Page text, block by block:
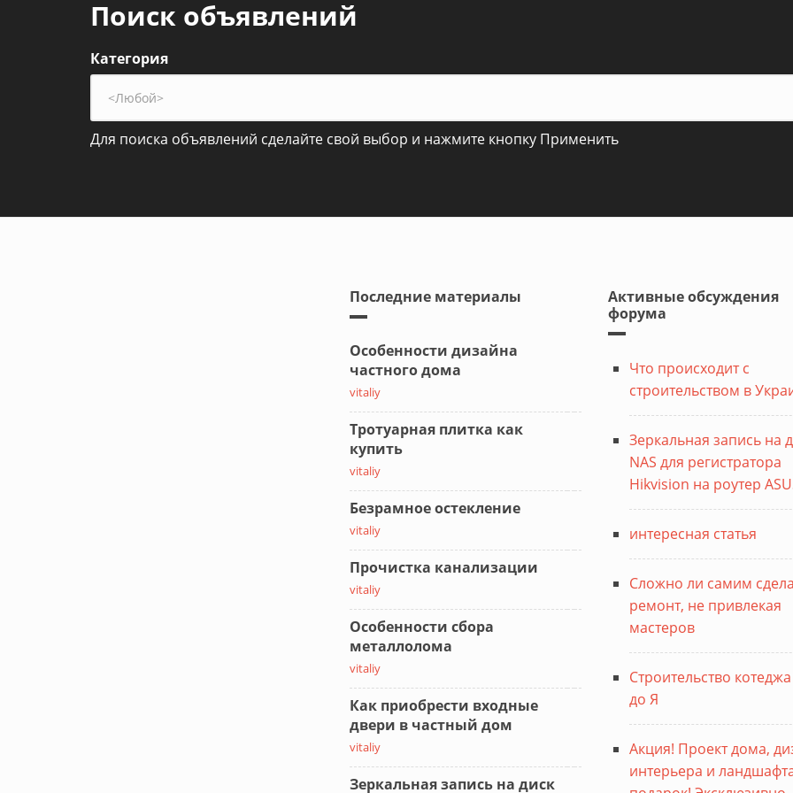
Поиск объявлений
Категория
Для поиска объявлений сделайте свой выбор и нажмите кнопку Применить
Последние материалы
Особенности дизайна
частного дома
vitaliy
Тротуарная плитка как
купить
vitaliy
Безрамное остекление
vitaliy
Прочистка канализации
vitaliy
Особенности сбора
металлолома
vitaliy
Как приобрести входные
двери в частный дом
vitaliy
Зеркальная запись на диск
Активные обсуждения
форума
Что происходит с
строительством в
Зеркальная запись на
NAS для регистратора
Hikvision на роутер
интересная статья
Сложно ли самим
ремонт, не привлекая
мастеров
Строительство
до Я
Акция! Проект дома,
интерьера и